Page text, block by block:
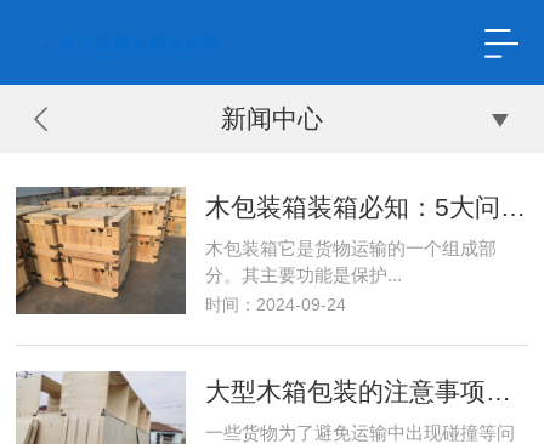
新闻中心
木包装箱装箱必知：5大问题及解决策略！
木包装箱它是货物运输的一个组成部
分。其主要功能是保护...
时间：2024-09-24
大型木箱包装的注意事项你了解吗
一些货物为了避免运输中出现碰撞等问